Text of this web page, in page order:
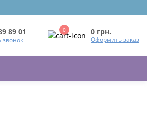
89 01
звонок
0 0 грн.
Оформить заказ